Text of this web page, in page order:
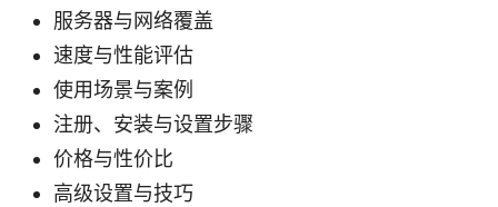
服务器与网络覆盖
速度与性能评估
使用场景与案例
注册、安装与设置步骤
价格与性价比
高级设置与技巧